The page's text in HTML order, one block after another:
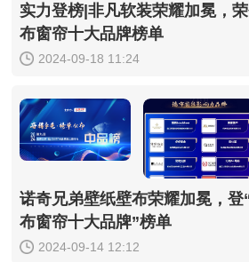
实力登榜|非凡软装荣耀加冕，
布窗帘十大品牌榜单
2024-09-18 11:24
诺奇兄弟壁纸壁布荣耀加冕，登
布窗帘十大品牌”榜单
2024-09-14 12:12